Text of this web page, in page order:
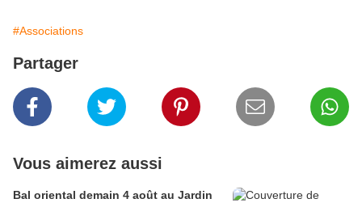
#Associations
Partager
Vous aimerez aussi
Bal oriental demain 4 août au Jardin